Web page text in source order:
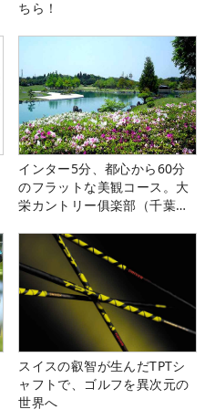
ちら！
インター5分、都心から60分
のフラットな美観コース。大
栄カントリー俱楽部（千葉
スイスの叡智が生んだTPTシ
ャフトで、ゴルフを異次元の
世界へ